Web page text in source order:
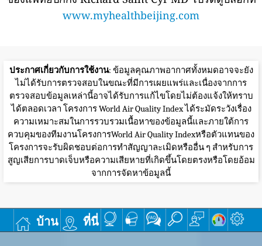
www.myhealthbeijing.com
ประกาศเกี่ยวกับการใช้งาน: ข้อมูลคุณภาพอากาศทั้งหมดอาจจะยัง
ไม่ได้รับการตรวจสอบในขณะที่มีการเผยแพร่และเนื่องจากการ
ตรวจสอบข้อมูลเหล่านี้อาจได้รับการแก้ไขโดยไม่ต้องแจ้งให้ทราบ
ได้ตลอดเวลา โครงการ World Air Quality Index ได้ระมัดระวังเรื่อง
ความเหมาะสมในการรวบรวมเนื้อหาของข้อมูลนี้และภายใต้การ
ควบคุมของทีมงานโครงการWorld Air Quality Indexหรือตัวแทนของ
โครงการจะรับผิดชอบต่อการทำสัญญาละเมิดหรืออื่น ๆ สำหรับการ
สูญเสียการบาดเจ็บหรือความเสียหายที่เกิดขึ้นโดยตรงหรือโดยอ้อม
จากการจัดหาข้อมูลนี้
บ้าน ที่นี่